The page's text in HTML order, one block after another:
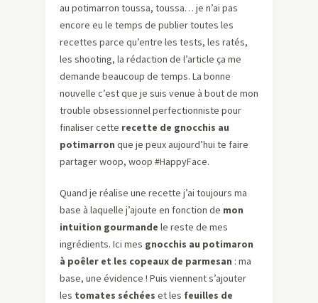
au potimarron toussa, toussa… je n’ai pas
encore eu le temps de publier toutes les
recettes parce qu’entre les tests, les ratés,
les shooting, la rédaction de l’article ça me
demande beaucoup de temps. La bonne
nouvelle c’est que je suis venue à bout de mon
trouble obsessionnel perfectionniste pour
finaliser cette recette de gnocchis au
potimarron que je peux aujourd’hui te faire
partager woop, woop #HappyFace.
Quand je réalise une recette j’ai toujours ma
base à laquelle j’ajoute en fonction de mon
intuition gourmande le reste de mes
ingrédients. Ici mes gnocchis au potimaron
à poêler et les copeaux de parmesan : ma
base, une évidence ! Puis viennent s’ajouter
les tomates séchées et les feuilles de